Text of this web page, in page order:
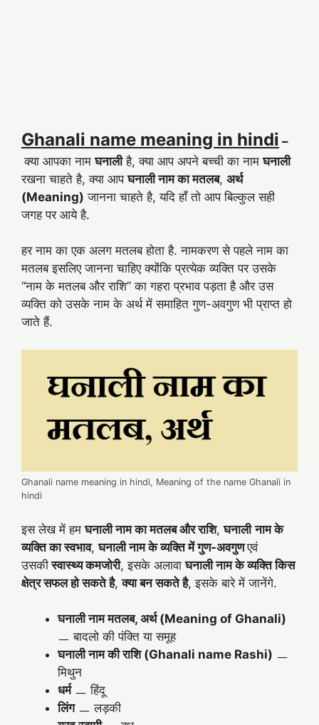
Ghanali name meaning in hindi –
क्या आपका नामघनालीहै, क्या आप अपने बच्ची का नामघनाली
रखना चाहते है, क्या आपघनाली नाम का मतलब, अर्थ
(Meaning) जानना चाहते है, यदि हाँ तो आप बिल्कुल सही
जगह पर आये है.
हर नाम का एक अलग मतलब होता है. नामकरण से पहले नाम का
मतलब इसलिए जानना चाहिए क्योंकि प्रत्येक व्यक्ति पर उसके
“नाम के मतलब और राशि” का गहरा प्रभाव पड़ता है और उस
व्यक्ति को उसके नाम के अर्थ में समाहित गुण-अवगुण भी प्राप्त हो
जाते हैं.
Ghanali name meaning in hindi, Meaning of the name Ghanali in
hindi
इस लेख में हमघनाली नाम का मतलब और राशि,घनाली नाम के
व्यक्ति का स्वभाव,घनालीनाम के व्यक्ति में गुण-अवगुणएवं
उसकीस्वास्थ्य कमजोरी, इसके अलावाघनाली नाम के व्यक्ति किस
क्षेत्र सफल हो सकते है,क्या बन सकते है, इसके बारे में जानेंगे.
घनाली नाम मतलब, अर्थ (Meaning of Ghanali)
ㅡ बादलो की पंक्ति या समूह
घनाली नाम की राशि (Ghanali name Rashi) ㅡ
मिथुन
धर्मㅡ हिंदू
लिंगㅡ लड़की